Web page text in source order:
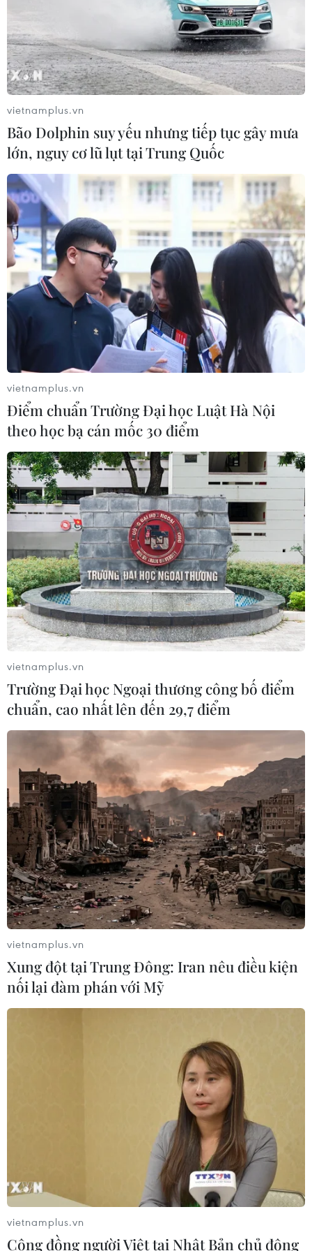
TIN CÙNG CHUYÊN MỤC
Khơi thông dòng vốn, đổi mới
phương thức cho vay, nâng cao năng
lực hấp thụ vốn
10/08/2026 09:26
Ngân hàng Nhà nước chỉ đạo giảm
lãi, tiếp vốn cho doanh nghiệp nhỏ
và vừa
10/08/2026 09:26
Khơi thông dòng vốn, đổi mới
AUD có thể tiến gần mức cao nhất
trong 3 thập kỷ so với đồng yen
Đồng USD dao động quanh mức đáy
2 tháng
10/08/2026 06:03
vietnamplus.vn
Bão Dolphin suy yếu nhưng tiếp tục gây mưa
lớn, nguy cơ lũ lụt tại Trung Quốc
vietnamplus.vn
Điểm chuẩn Trường Đại học Luật Hà Nội
theo học bạ cán mốc 30 điểm
vietnamplus.vn
Trường Đại học Ngoại thương công bố điểm
chuẩn, cao nhất lên đến 29,7 điểm
vietnamplus.vn
Xung đột tại Trung Đông: Iran nêu điều kiện
nối lại đàm phán với Mỹ
vietnamplus.vn
Cộng đồng người Việt tại Nhật Bản chủ động